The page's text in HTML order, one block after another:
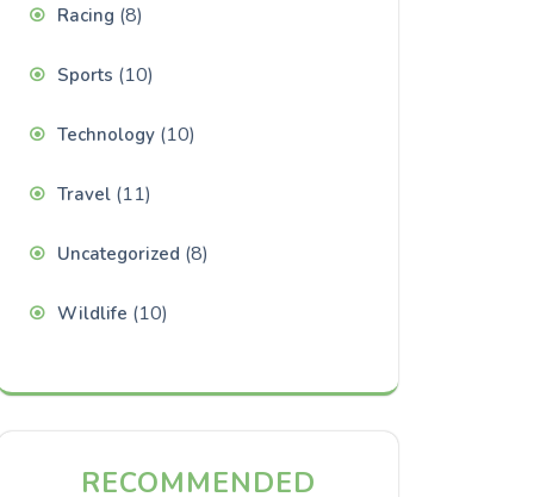
Racing (8)
Sports (10)
Technology (10)
Travel (11)
Uncategorized (8)
Wildlife (10)
RECOMMENDED